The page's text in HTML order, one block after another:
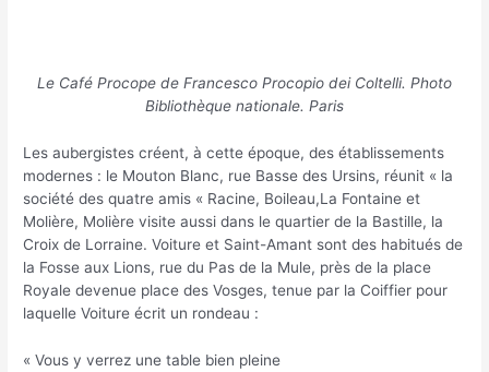
Le Café Procope de Francesco Procopio dei Coltelli. Photo
Bibliothèque nationale. Paris
Les aubergistes créent, à cette époque, des établissements
modernes : le Mouton Blanc, rue Basse des Ursins, réunit « la
société des quatre amis « Racine, Boileau,La Fontaine et
Molière, Molière visite aussi dans le quartier de la Bastille, la
Croix de Lorraine. Voiture et Saint-Amant sont des habitués de
la Fosse aux Lions, rue du Pas de la Mule, près de la place
Royale devenue place des Vosges, tenue par la Coiffier pour
laquelle Voiture écrit un rondeau :
« Vous y verrez une table bien pleine